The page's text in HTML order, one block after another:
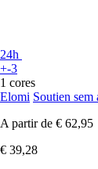
24h
+-3
1 cores
Elomi Soutien
A partir de € 62,95
€ 39,28